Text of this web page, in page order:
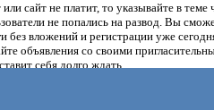
сайт не платит, то указывайте в теме
не попались на развод. Вы
без вложений и регистрации уже
объявления со своими
себя долго ждать.